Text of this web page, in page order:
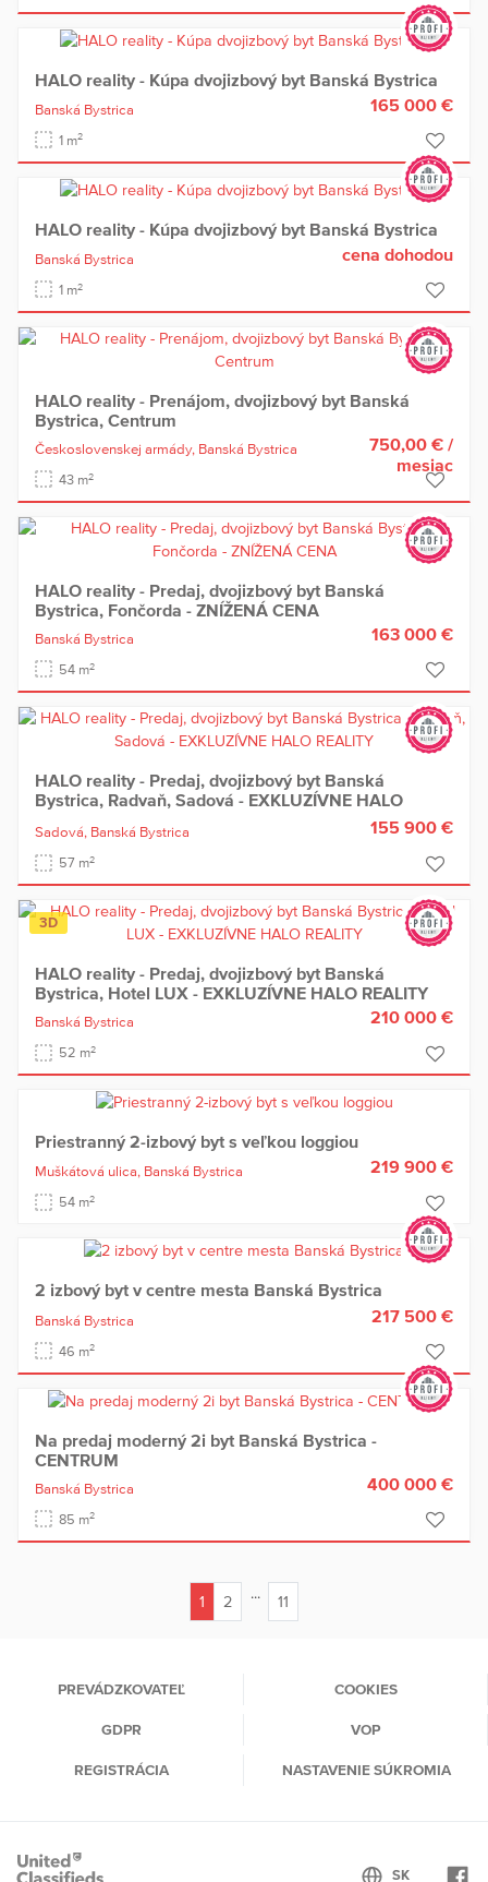
HALO reality - Kúpa dvojizbový byt Banská Bystrica
Banská Bystrica
1 m2
165 000 €
HALO reality - Kúpa dvojizbový byt Banská Bystrica
Banská Bystrica
1 m2
cena dohodou
HALO reality - Prenájom, dvojizbový byt Banská
Bystrica, Centrum
Československej armády, Banská Bystrica
43 m2
750,00 € /
mesiac
HALO reality - Predaj, dvojizbový byt Banská
Bystrica, Fončorda - ZNÍŽENÁ CENA
Banská Bystrica
54 m2
163 000 €
HALO reality - Predaj, dvojizbový byt Banská
Bystrica, Radvaň, Sadová - EXKLUZÍVNE HALO
Sadová, Banská Bystrica
57 m2
155 900 €
3D
HALO reality - Predaj, dvojizbový byt Banská
Bystrica, Hotel LUX - EXKLUZÍVNE HALO REALITY
Banská Bystrica
52 m2
210 000 €
Priestranný 2-izbový byt s veľkou loggiou
Muškátová ulica, Banská Bystrica
54 m2
219 900 €
2 izbový byt v centre mesta Banská Bystrica
Banská Bystrica
46 m2
217 500 €
Na predaj moderný 2i byt Banská Bystrica -
CENTRUM
Banská Bystrica
85 m2
400 000 €
1
2 ... 11
PREVÁDZKOVATEĽ COOKIES
GDPR VOP
REGISTRÁCIA NASTAVENIE SÚKROMIA